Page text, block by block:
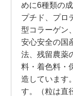
めに6種類の
プチド、プロ
型コラーゲン
安心安全の国
法、残留農薬
料・着色料・
造しています
す。（粒は直